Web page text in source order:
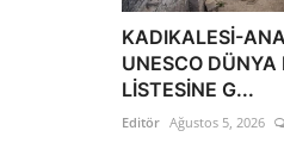
KADIKALESİ-
UNESCO DÜNYA
LİSTESİNE G...
Editör Ağustos 5, 2026